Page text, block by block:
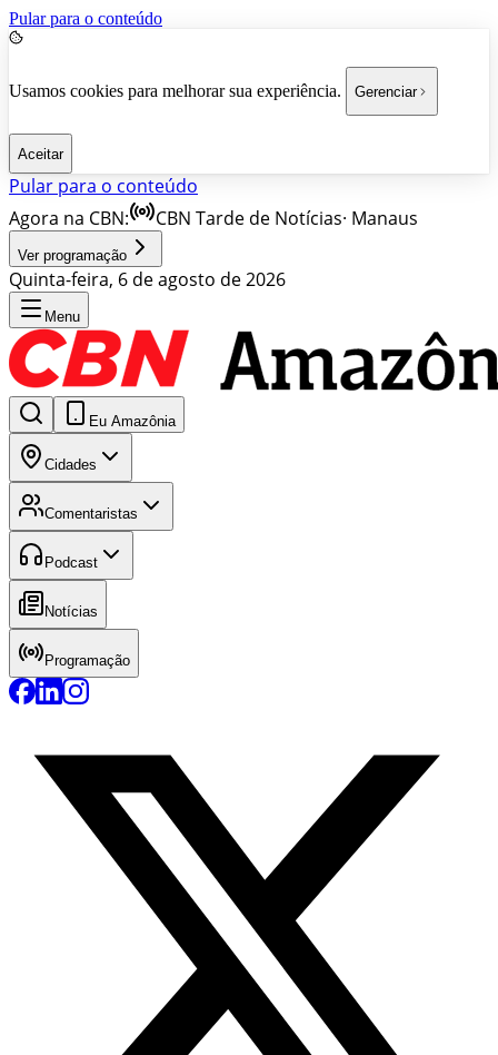
Pular para o conteúdo
Usamos cookies para melhorar sua experiência. Gerenciar
Aceitar
Pular para o conteúdo
Agora na CBN:
CBN Tarde de Notícias· Manaus
Ver programação
Quinta-feira, 6 de agosto de 2026
Menu
Eu Amazônia
Cidades
Comentaristas
Podcast
Notícias
Programação